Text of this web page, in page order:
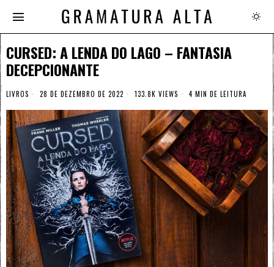
CURSED: A LENDA DO LAGO – FANTASIA
DECEPCIONANTE
LIVROS 28 DE DEZEMBRO DE 2022 133.8K VIEWS 4 MIN DE LEITURA